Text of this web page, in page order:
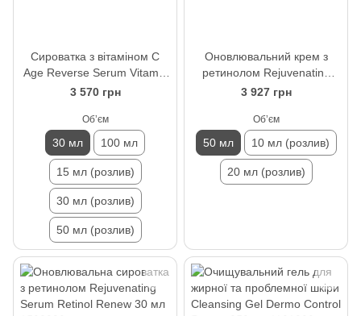
Сироватка з вітаміном С
Age Reverse Serum Vitamin
C Renew 30 мл
3 570 грн
Обʼєм
30 мл 100 мл
15 мл (розлив)
30 мл (розлив)
50 мл (розлив)
Оновлювальний крем з
ретинолом Rejuvenating
Cream Retinol Renew 50 мл
3 927 грн
Обʼєм
50 мл 10 мл (розлив)
20 мл (розлив)